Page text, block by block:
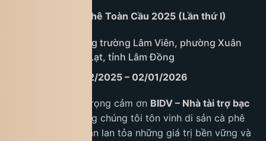
Lễ hội Di sản Cà phê Toàn Cầu 2025 (Lần thứ I)
Quảng trường Lâm Viên, phường Xuân
Hương, TP. Đà Lạt, tỉnh Lâm Đồng
18/12/2025 – 02/01/2026
King Coffee trân trọng cảm ơn BIDV – Nhà tài trợ bạc
đã cùng chúng tôi tôn vinh di sản cà phê
Việt Nam, góp phần lan tỏa những giá trị bền vững và